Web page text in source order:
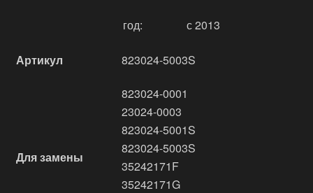
год: с 2013
Артикул 823024-5003S
Для замены
823024-0001
23024-0003
823024-5001S
823024-5003S
35242171F
35242171G